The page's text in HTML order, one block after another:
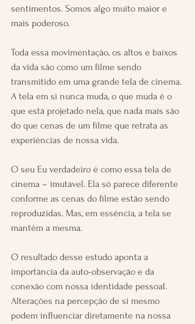
sentimentos. Somos algo muito maior e
mais poderoso.
Toda essa movimentação, os altos e baixos
da vida são como um filme sendo
transmitido em uma grande tela de cinema.
A tela em si nunca muda, o que muda é o
que está projetado nela, que nada mais são
do que cenas de um filme que retrata as
experiências de nossa vida.
O seu Eu verdadeiro é como essa tela de
cinema – imutável. Ela só parece diferente
conforme as cenas do filme estão sendo
reproduzidas. Mas, em essência, a tela se
mantém a mesma.
O resultado desse estudo aponta a
importância da auto-observação e da
conexão com nossa identidade pessoal.
Alterações na percepção de si mesmo
podem influenciar diretamente na nossa